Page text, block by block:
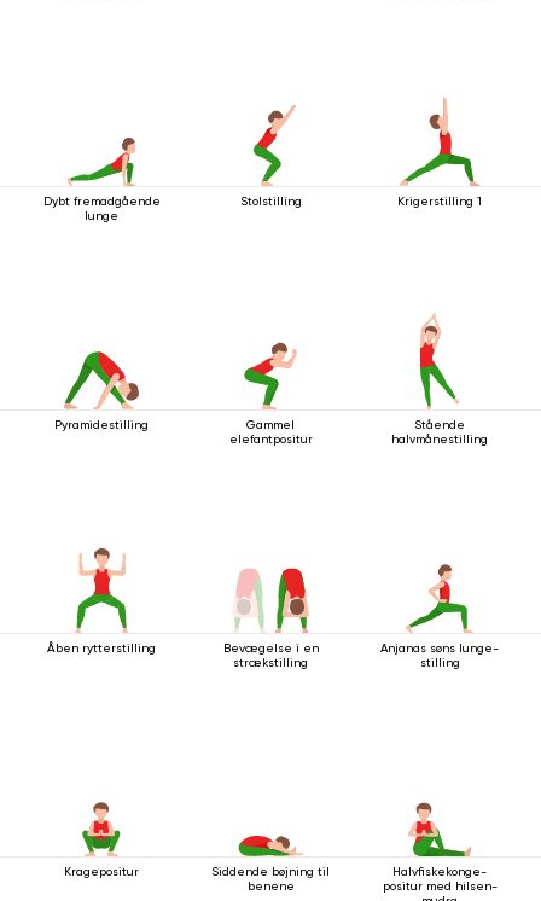
Dybt fremadgående
lunge
Stolstilling Krigerstilling 1
Pyramidestilling
Gammel
elefantpositur
Stående
halvmånestilling
Åben rytterstilling
Bevægelse i en
strækstilling
Anjanas søns lunge-
stilling
Kragepositur
Siddende bøjning til
benene
Halvfiskekonge-
positur med hilsen-